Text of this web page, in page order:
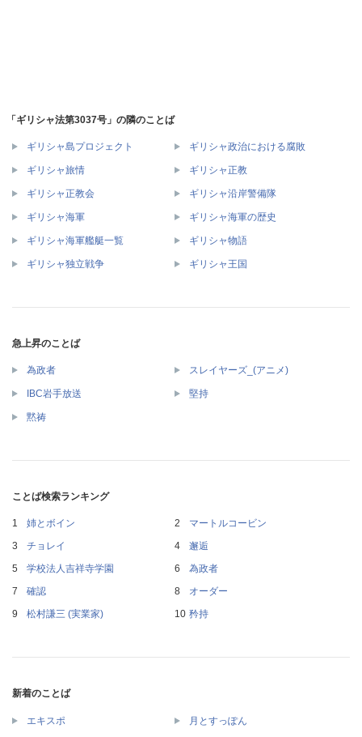
「ギリシャ法第3037号」の隣のことば
ギリシャ島プロジェクト ギリシャ政治における腐敗
ギリシャ旅情 ギリシャ正教
ギリシャ正教会 ギリシャ沿岸警備隊
ギリシャ海軍 ギリシャ海軍の歴史
ギリシャ海軍艦艇一覧 ギリシャ物語
ギリシャ独立戦争 ギリシャ王国
急上昇のことば
為政者 スレイヤーズ_(アニメ)
IBC岩手放送 堅持
黙祷
ことば検索ランキング
姉とボイン
マートルコービン
チョレイ
邂逅
学校法人吉祥寺学園
為政者
確認
オーダー
松村謙三 (実業家)
矜持
新着のことば
エキスポ 月とすっぽん